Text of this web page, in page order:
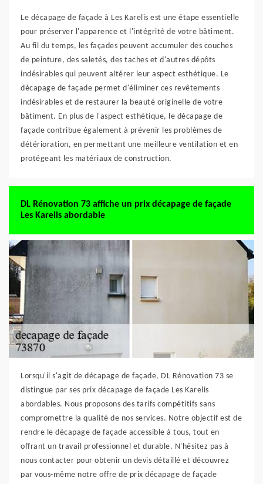
Le décapage de façade à Les Karelis est une étape essentielle
pour préserver l'apparence et l'intégrité de votre bâtiment.
Au fil du temps, les façades peuvent accumuler des couches
de peinture, des saletés, des taches et d'autres dépôts
indésirables qui peuvent altérer leur aspect esthétique. Le
décapage de façade permet d'éliminer ces revêtements
indésirables et de restaurer la beauté originelle de votre
bâtiment. En plus de l'aspect esthétique, le décapage de
façade contribue également à prévenir les problèmes de
détérioration, en permettant une meilleure ventilation et en
protégeant les matériaux de construction.
DL Rénovation 73 affiche un prix décapage de façade
Les Karelis abordable
Lorsqu'il s'agit de décapage de façade, DL Rénovation 73 se
distingue par ses prix décapage de façade Les Karelis
abordables. Nous proposons des tarifs compétitifs sans
compromettre la qualité de nos services. Notre objectif est de
rendre le décapage de façade accessible à tous, tout en
offrant un travail professionnel et durable. N'hésitez pas à
nous contacter pour obtenir un devis détaillé et découvrez
par vous-même notre offre de prix décapage de façade